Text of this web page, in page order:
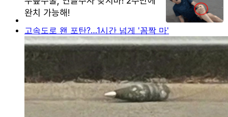
고속도로 왠 포탄?…1시간 넘게 '꼼짝 마'